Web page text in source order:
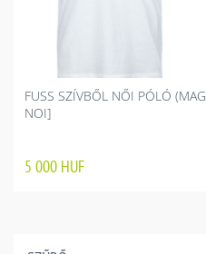
FUSS SZÍVBŐL NŐI PÓLÓ
NOI]
5 000 HUF